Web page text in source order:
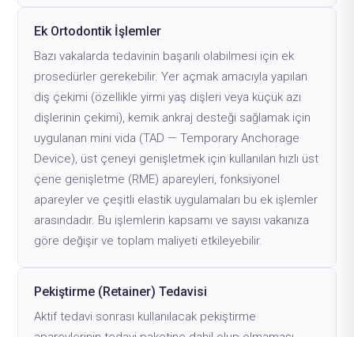
Ek Ortodontik İşlemler
Bazı vakalarda tedavinin başarılı olabilmesi için ek
prosedürler gerekebilir. Yer açmak amacıyla yapılan
diş çekimi (özellikle yirmi yaş dişleri veya küçük azı
dişlerinin çekimi), kemik ankraj desteği sağlamak için
uygulanan mini vida (TAD — Temporary Anchorage
Device), üst çeneyi genişletmek için kullanılan hızlı üst
çene genişletme (RME) apareyleri, fonksiyonel
apareyler ve çeşitli elastik uygulamaları bu ek işlemler
arasındadır. Bu işlemlerin kapsamı ve sayısı vakanıza
göre değişir ve toplam maliyeti etkileyebilir.
Pekiştirme (Retainer) Tedavisi
Aktif tedavi sonrası kullanılacak pekiştirme